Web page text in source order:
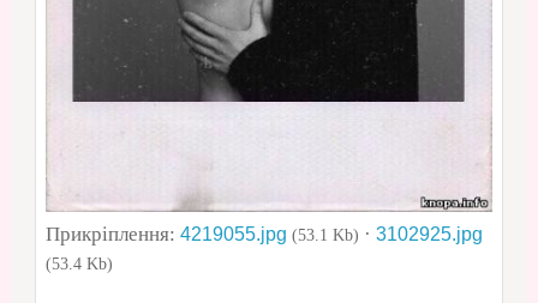
Прикріплення: 4219055.jpg (53.1 Kb) · 3102925.jpg
(53.4 Kb)